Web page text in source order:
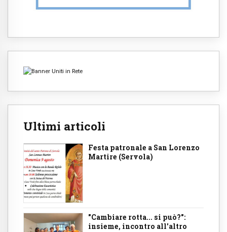
Ultimi articoli
Festa patronale a San Lorenzo
Martire (Servola)
"Cambiare rotta... si può?":
insieme, incontro all'altro